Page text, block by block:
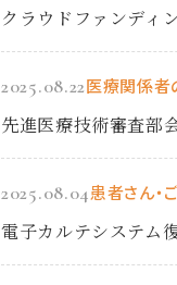
クラウドファンディ
2025.08.22医療関係者
先進医療技術審査部
2025.08.04患者さん・
電子カルテシステム